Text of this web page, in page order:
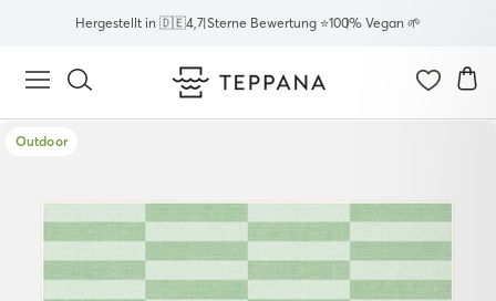
Inhalt
Hergestellt in 🇩🇪4,7 Sterne Bewertung ⭐100% Vegan 🌱
Seitennavigation
Outdoor